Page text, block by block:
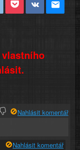
Nahlásit komentář
Nahlásit komentář